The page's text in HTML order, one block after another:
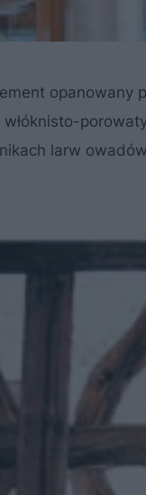
larw